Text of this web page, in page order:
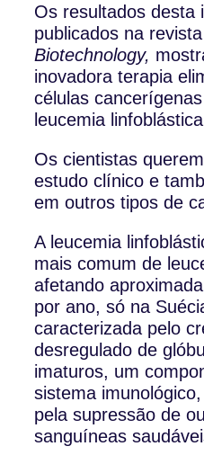
Os resultados desta
publicados na
Biotechnology,
inovadora terapia
células
leucemia
Os cientistas
estudo clínico e
em outros tipos de
A leucemia
mais comum de
afetando
por ano, só na
caracterizada pelo
desregulado de
imaturos, um
sistema
pela supressão de
sanguíneas